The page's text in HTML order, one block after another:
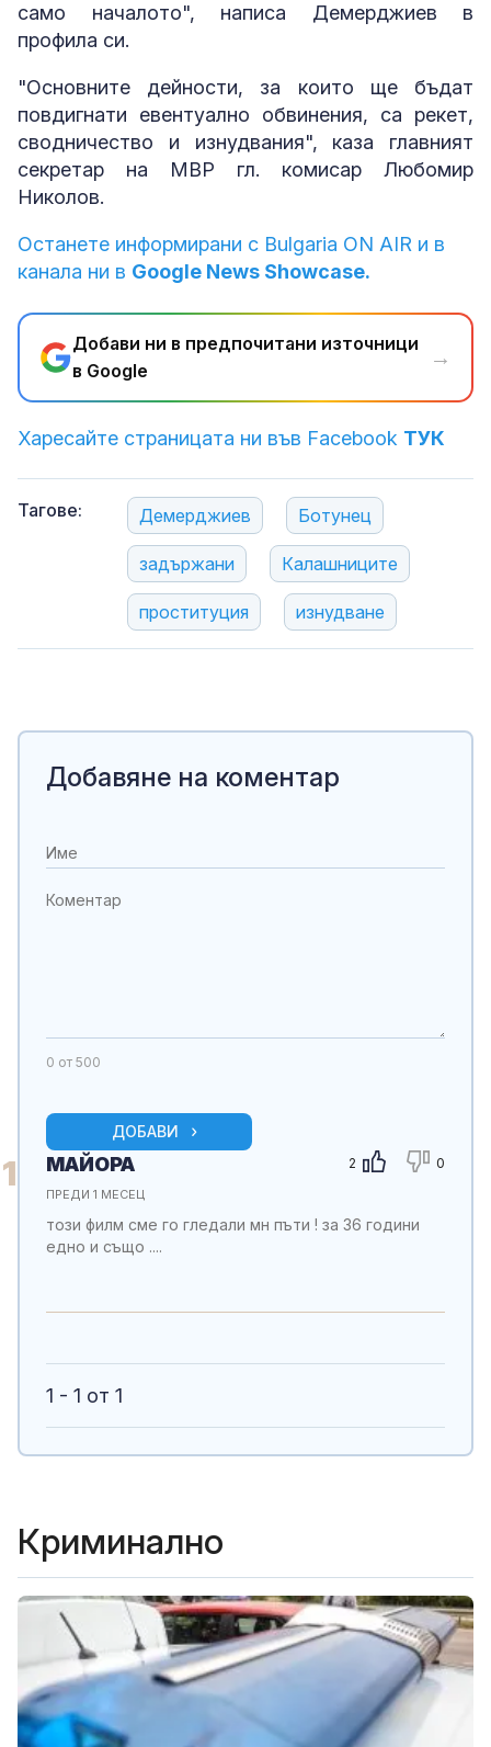
само началото", написа Демерджиев в
профила си.
"Основните дейности, за които ще бъдат
повдигнати евентуално обвинения, са рекет,
сводничество и изнудвания", каза главният
секретар на МВР гл. комисар Любомир
Николов.
Останете информирани с Bulgaria ON AIR и в
канала ни в Google News Showcase.
Добави ни в предпочитани източници
в Google
→
Харесайте страницата ни във Facebook ТУК
Тагове: Демерджиев Ботунец
задържани Калашниците
проституция изнудване
Добавяне на коментар
0 от 500
ДОБАВИ
1 2 0
МАЙОРА
ПРЕДИ 1 МЕСЕЦ
този филм сме го гледали мн пъти ! за 36 години
едно и също ....
1 - 1 от 1
Криминално